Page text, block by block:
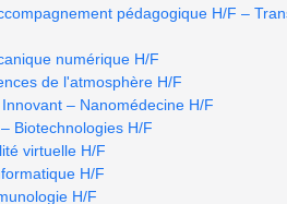
pédagogique H/F –
numérique H/F
de l'atmosphère H/F
– Nanomédecine H/F
Biotechnologies H/F
virtuelle H/F
H/F
H/F